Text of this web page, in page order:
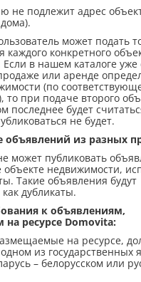
не подлежит адрес
может подать
каждого конкретного
в нашем каталоге уже
или аренде
(по
то при подаче второго
последнее будет
не будет.
объявлений из разных
может публиковать
недвижимости,
Такие объявления будут
дубликаты.
к объявлениям,
ресурсе Domovita:
на ресурсе,
из государственных
– белорусском или